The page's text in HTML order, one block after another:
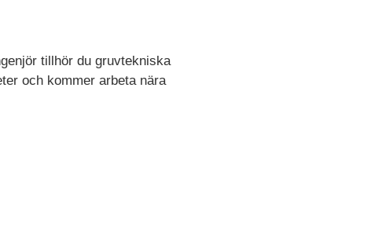
tillhör du gruvtekniska
och kommer arbeta nära